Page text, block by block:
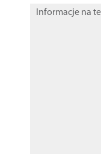
Informacje na